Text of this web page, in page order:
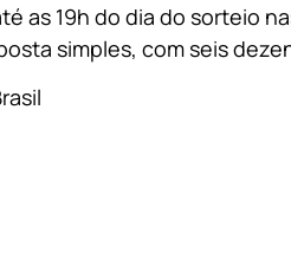
as 19h do dia do sorteio
simples, com seis